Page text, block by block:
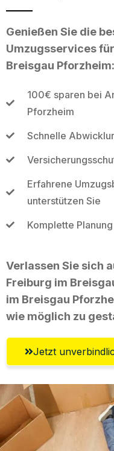
Genießen Sie die
Umzugsservices
Breisgau Pforzheim:
100€ sparen bei
Pforzheim
Schnelle
Erfahrene
unterstützen Sie
Komplette
Verlassen Sie sich
Freiburg im
im Breisgau
wie möglich zu
Jetzt